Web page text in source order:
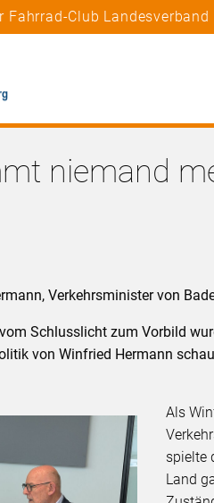
Fahrrad-Club Landesverband
niemand
Verkehrsminister von
Schlusslicht zum Vorbild
von Winfried Hermann
Als
spielte
Land